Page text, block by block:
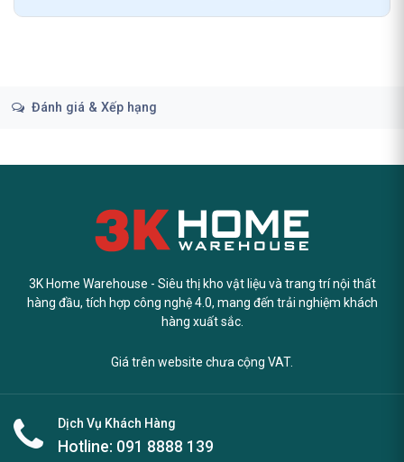
Đánh giá & Xếp hạng
3K Home Warehouse - Siêu thị kho vật liệu và trang trí nội thất
hàng đầu, tích hợp công nghệ 4.0, mang đến trải nghiệm khách
hàng xuất sắc.
Giá trên website chưa cộng VAT.
Dịch Vụ Khách Hàng
Hotline: 091 8888 139